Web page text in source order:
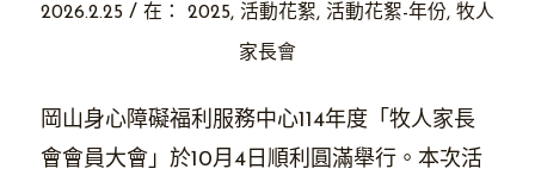
2026.2.25 / 在： 2025, 活動花絮, 活動花絮-年份, 牧人
家長會
岡山身心障礙福利服務中心114年度「牧人家長
會會員大會」於10月4日順利圓滿舉行。本次活